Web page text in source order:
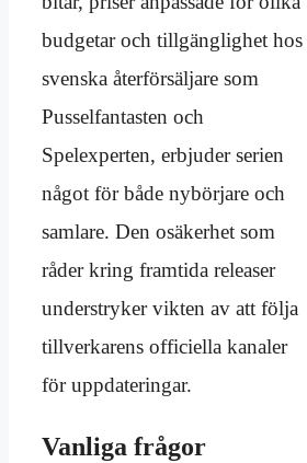
budgetar och tillgänglighet hos
svenska återförsäljare som
Pusselfantasten och
Spelexperten, erbjuder serien
något för både nybörjare och
samlare. Den osäkerhet som
råder kring framtida releaser
understryker vikten av att följa
tillverkarens officiella kanaler
för uppdateringar.
Vanliga frågor